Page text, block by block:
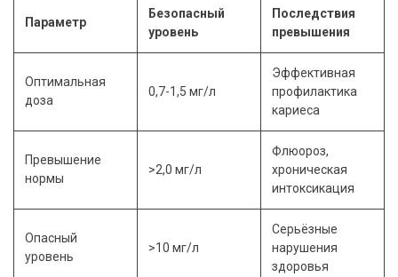
Параметр
Безопасный
уровень
Последствия
превышения
Оптимальная
доза
0,7-1,5 мг/л
Эффективная
профилактика
кариеса
Превышение
нормы
>2,0 мг/л
Флюороз,
хроническая
интоксикация
Опасный
уровень
>10 мг/л
Серьёзные
нарушения
здоровья